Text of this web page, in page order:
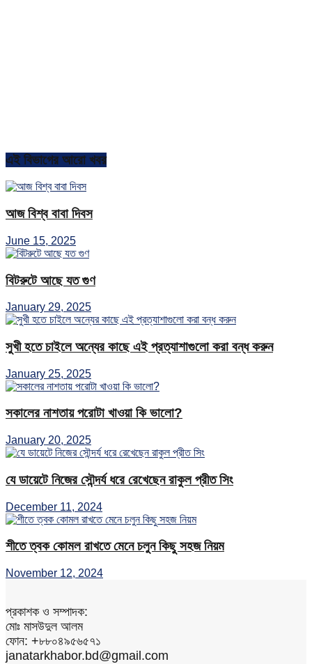
এই বিভাগের আরো খবর
আজ বিশ্ব বাবা দিবস
June 15, 2025
বিটরুটে আছে যত গুণ
January 29, 2025
সুখী হতে চাইলে অন্যের কাছে এই প্রত্যাশাগুলো করা বন্ধ করুন
January 25, 2025
সকালের নাশতায় পরোটা খাওয়া কি ভালো?
January 20, 2025
যে ডায়েটে নিজের সৌন্দর্য ধরে রেখেছেন রাকুল প্রীত সিং
December 11, 2024
শীতে ত্বক কোমল রাখতে মেনে চলুন কিছু সহজ নিয়ম
November 12, 2024
প্রকাশক ও সম্পাদক:
মোঃ মাসউদুল আলম
ফোন: +৮৮০৪৯৫৬৫৭১
janatarkhabor.bd@gmail.com